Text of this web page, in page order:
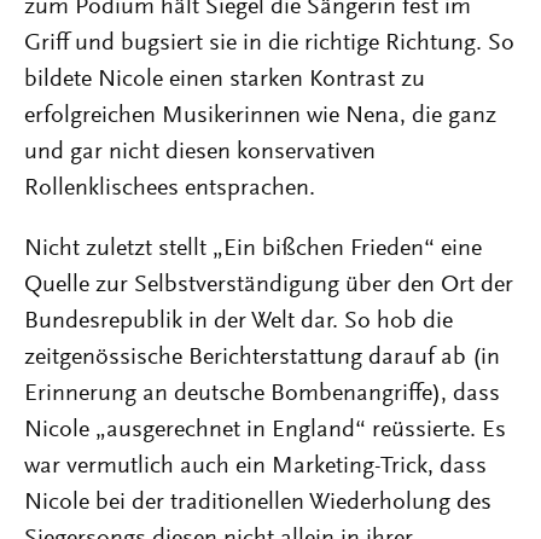
zum Podium hält Siegel die Sängerin fest im
Griff und bugsiert sie in die richtige Richtung. So
bildete Nicole einen starken Kontrast zu
erfolgreichen Musikerinnen wie Nena, die ganz
und gar nicht diesen konservativen
Rollenklischees entsprachen.
Nicht zuletzt stellt „Ein bißchen Frieden“ eine
Quelle zur Selbstverständigung über den Ort der
Bundesrepublik in der Welt dar. So hob die
zeitgenössische Berichterstattung darauf ab (in
Erinnerung an deutsche Bombenangriffe), dass
Nicole „ausgerechnet in England“ reüssierte. Es
war vermutlich auch ein Marketing-Trick, dass
Nicole bei der traditionellen Wiederholung des